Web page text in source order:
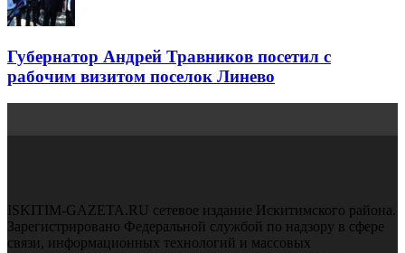
Губернатор Андрей Травников посетил с
рабочим визитом поселок Линево
ISKITIM-GAZETA.RU сетевое издание Искитимского района.
Зарегистрировано Федеральной службой по надзору в сфере
связи, информационных технологий и массовых